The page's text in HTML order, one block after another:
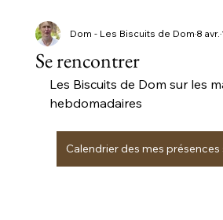
Se rencontrer
Dom - Les Biscuits de Dom8 avr.
Les Biscuits de Dom sur les
hebdomadaires
Calendrier des mes présences